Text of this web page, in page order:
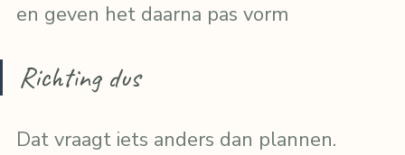
en geven het daarna pas vorm
Richting dus
Dat vraagt iets anders dan plannen.